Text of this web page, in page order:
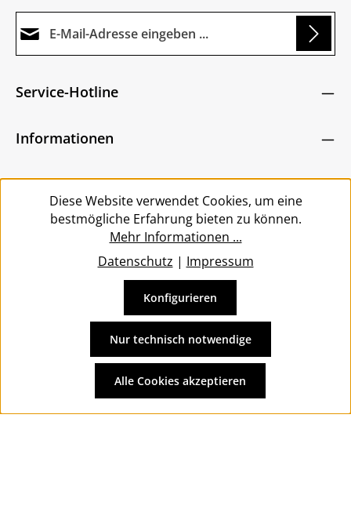
Ich habe dieDatenschutzbestimmungen
bin mit ihnen einverstanden.
Loading...
Zeichen ein*
Die mit einem Stern (*) markierten Felder sind
Service-Hotline
Informationen
Service
Vertrag widerrufen
und ggf. Nachnahmegebühren, wenn nicht anders
angegeben.
Diese Website verwendet Cookies, um eine
bestmögliche Erfahrung bieten zu können.
Mehr Informationen ...
Datenschutz | Impressum
Nur technisch notwendige
Konfigurieren
Alle Cookies akzeptieren